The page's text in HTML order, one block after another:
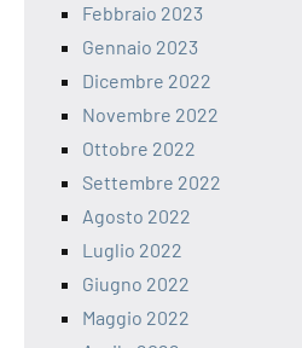
Febbraio 2023
Gennaio 2023
Dicembre 2022
Novembre 2022
Ottobre 2022
Settembre 2022
Agosto 2022
Luglio 2022
Giugno 2022
Maggio 2022